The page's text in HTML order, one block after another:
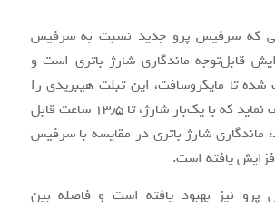
که سرفیس پرو جدید نسبت به سرفیس
افزایش قابل‌توجه ماندگاری شارژ باتری است و
تا مایکروسافت، این تبلت هیبریدی را
یک “لپ‌تاپ” توصیف نماید که با یک‌بار شارژ، تا ۱۳٫۵ ساعت قابل
ماندگاری شارژ باتری در مقایسه با سرفیس
نیز بهبود یافته است و فاصله بین